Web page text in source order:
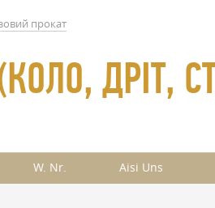
прокат
ДРІТ,
W. Nr. Aisi Uns